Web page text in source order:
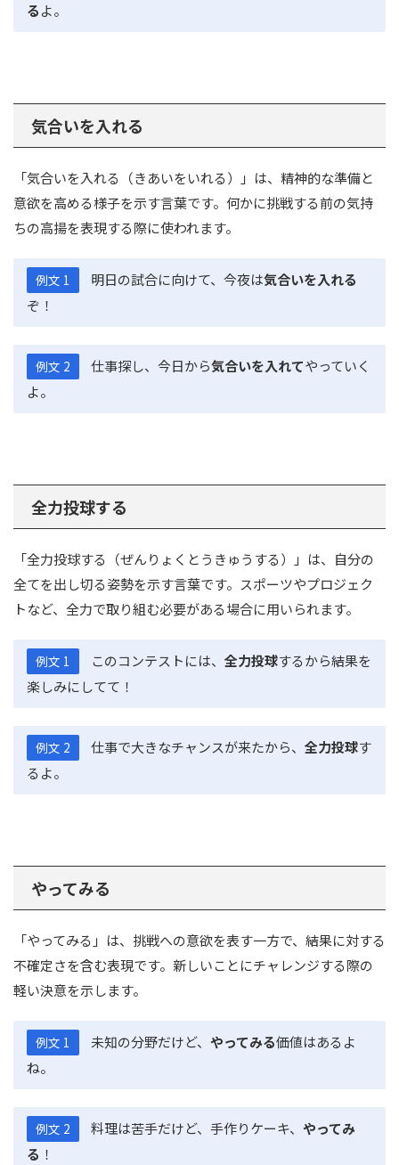
るよ。
気合いを入れる
「気合いを入れる（きあいをいれる）」は、精神的な準備と
意欲を高める様子を示す言葉です。何かに挑戦する前の気持
ちの高揚を表現する際に使われます。
例文 1 明日の試合に向けて、今夜は気合いを入れる
ぞ！
例文 2 仕事探し、今日から気合いを入れてやっていく
よ。
全力投球する
「全力投球する（ぜんりょくとうきゅうする）」は、自分の
全てを出し切る姿勢を示す言葉です。スポーツやプロジェク
トなど、全力で取り組む必要がある場合に用いられます。
例文 1 このコンテストには、 全力投球するから結果を
楽しみにしてて！
例文 2 仕事で大きなチャンスが来たから、 全力投球す
るよ。
やってみる
「やってみる」は、挑戦への意欲を表す一方で、結果に対する
不確定さを含む表現です。新しいことにチャレンジする際の
軽い決意を示します。
例文 1 未知の分野だけど、 やってみる価値はあるよ
ね。
例文 2 料理は苦手だけど、手作りケーキ、 やってみ
る ！